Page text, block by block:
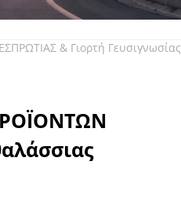
& Γιορτή Γευσιγνωσίας